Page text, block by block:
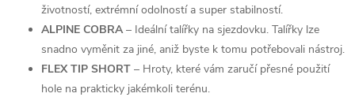
životností, extrémní odolností a super stabilností.
ALPINE COBRA– Ideální talířky na sjezdovku. Talířky lze
snadno vyměnit za jiné, aniž byste k tomu potřebovali nástroj.
FLEX TIP SHORT – Hroty, které vám zaručí přesné použití
hole na prakticky jakémkoli terénu.